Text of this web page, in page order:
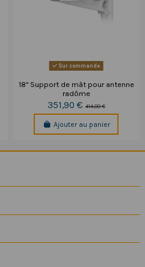
Sur commande
18" Support de mât pour antenne
radôme
351,90 €414,00 €
Ajouter au panier